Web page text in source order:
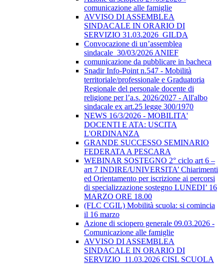
comunicazione alle famiglie
AVVISO DI ASSEMBLEA
SINDACALE IN ORARIO DI
SERVIZIO 31.03.2026_GILDA
Convocazione di un’assemblea
sindacale_30/03/2026 ANIEF
comunicazione da pubblicare in bacheca
Snadir Info-Point n.547 - Mobilità
territoriale/professionale e Graduatoria
Regionale del personale docente di
religione per l’a.s. 2026/2027 - All'albo
sindacale ex art.25 legge 300/1970
NEWS 16/3/2026 - MOBILITA'
DOCENTI E ATA: USCITA
L'ORDINANZA
GRANDE SUCCESSO SEMINARIO
FEDERATA A PESCARA
WEBINAR SOSTEGNO 2° ciclo art 6 –
art 7 INDIRE/UNIVERSITA’ Chiarimenti
ed Orientamento per iscrizione ai percorsi
di specializzazione sostegno LUNEDI’ 16
MARZO ORE 18.00
(FLC CGIL) Mobilità scuola: si comincia
il 16 marzo
Azione di sciopero generale 09.03.2026 -
Comunicazione alle famiglie
AVVISO DI ASSEMBLEA
SINDACALE IN ORARIO DI
SERVIZIO_11.03.2026 CISL SCUOLA